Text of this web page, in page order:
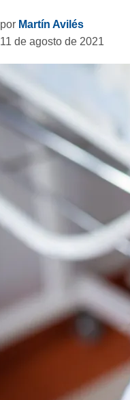
por Martín Avilés
11 de agosto de 2021